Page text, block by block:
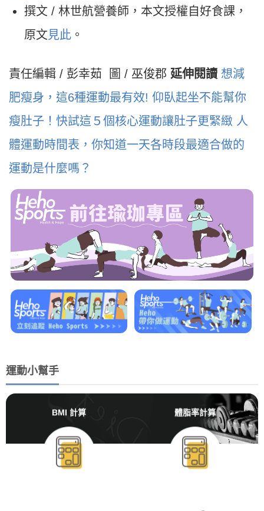
撰文 / 林世航營養師，本文授權自好食課，
原文見此 。
責任編輯 / 彭幸茹 圖 / 巫俊郡 延伸閱讀 想減
肥瘦身，這6種運動最有效! 仰臥起坐不能幫你
瘦肚子！快試這５個核心運動讓肚子更緊緻 人
體運動時間表，你知道一天各時段最適合做的
運動是什麼嗎？
運動小幫手
BMI 計算 體脂率計算